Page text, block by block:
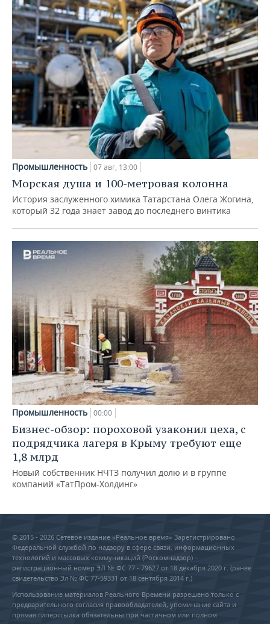
Промышленность 07 авг, 13:00
Морская душа и 100-метровая колонна
История заслуженного химика Татарстана Олега Жогина,
который 32 года знает завод до последнего винтика
Промышленность 00:00
Бизнес-обзор: пороховой узаконил цеха, с
подрядчика лагеря в Крыму требуют еще
1,8 млрд
Новый собственник НЧТЗ получил долю и в группе
компаний «ТатПром-Холдинг»
© 2015 - 2026 Сетевое издание «Реальное время» Зарегистрировано
Федеральной службой по надзору в сфере связи, информационных
технологий и массовых коммуникаций (Роскомнадзор) –
регистрационный номер ЭЛ № ФС 77 - 79627 от 18 декабря 2020 г. (ранее
свидетельство Эл № ФС 77-59331 от 18 сентября 2014 г.)
Использование материалов Реального Времени разрешено только с
предварительного согласия правообладателей, упоминание сайта и
прямая гиперссылка обязательны при частичном или полном